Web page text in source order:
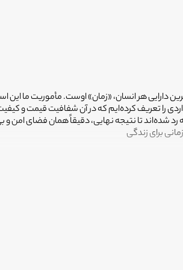
دارایی هر انسان، «زمان» اوست. مأموریت ما
را تعریف کرده‌ایم که در آن شفافیت قیمت
رد شده‌اند تا نتیجه نهایی، دقیقاً همان فضای
برای زندگی